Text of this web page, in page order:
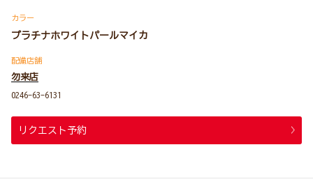
カラー
プラチナホワイトパールマイカ
配備店舗
勿来店
0246-63-6131
リクエスト予約